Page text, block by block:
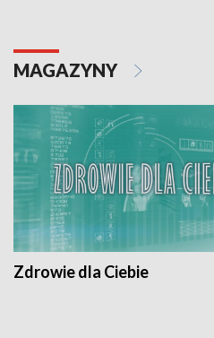
MAGAZYNY
Zdrowie dla Ciebie